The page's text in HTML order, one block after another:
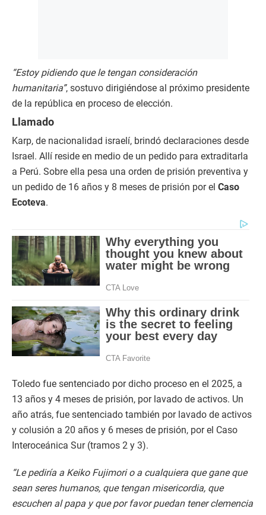
“Estoy pidiendo que le tengan consideración
humanitaria”, sostuvo dirigiéndose al próximo presidente
de la república en proceso de elección.
Llamado
Karp, de nacionalidad israelí, brindó declaraciones desde
Israel. Allí reside en medio de un pedido para extraditarla
a Perú. Sobre ella pesa una orden de prisión preventiva y
un pedido de 16 años y 8 meses de prisión por el Caso
Ecoteva.
Toledo fue sentenciado por dicho proceso en el 2025, a
13 años y 4 meses de prisión, por lavado de activos. Un
año atrás, fue sentenciado también por lavado de activos
y colusión a 20 años y 6 meses de prisión, por el Caso
Interoceánica Sur (tramos 2 y 3).
“Le pediría a Keiko Fujimori o a cualquiera que gane que
sean seres humanos, que tengan misericordia, que
escuchen al papa y que por favor puedan tener clemencia